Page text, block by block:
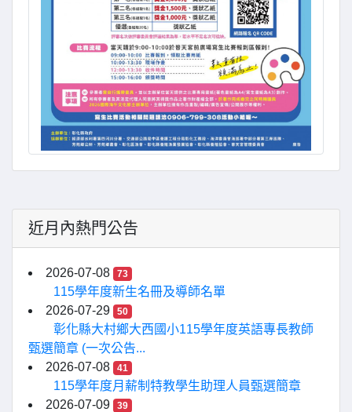
近月內熱門公告
2026-07-08 73
115學年度新生名冊及導師名單
2026-07-29
50
彰化縣大村鄉大西國小115學年度英語專長教師
甄選簡章 (一次公告...
2026-07-08
41
115學年度月薪制特教學生助理人員甄選簡章
2026-07-09
39